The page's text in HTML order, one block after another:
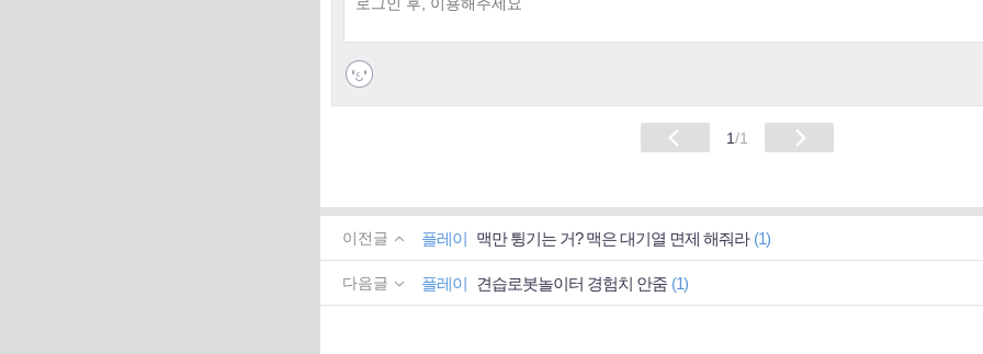
1/1
이전글 플레이 맥만 튕기는 거? 맥은 대기열 면제 해줘라 (1)
다음글 플레이 견습로봇놀이터 경험치 안줌 (1)